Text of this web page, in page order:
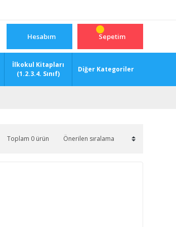
Hesabım Sepetim
İlkokul Kitapları
(1.2.3.4. Sınıf)
Diğer Kategoriler
Toplam 0 ürün